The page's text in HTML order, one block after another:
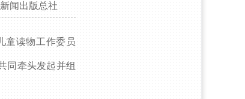
闻出版总社
童读物工作委员
同牵头发起并组